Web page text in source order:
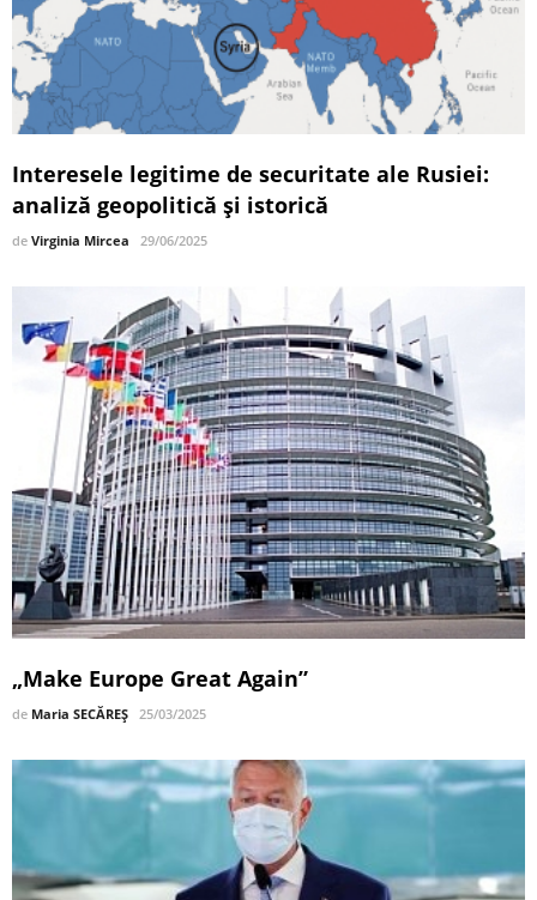
Interesele legitime de securitate ale Rusiei:
analiză geopolitică și istorică
de Virginia Mircea 29/06/2025
„Make Europe Great Again”
de Maria SECĂREȘ 25/03/2025